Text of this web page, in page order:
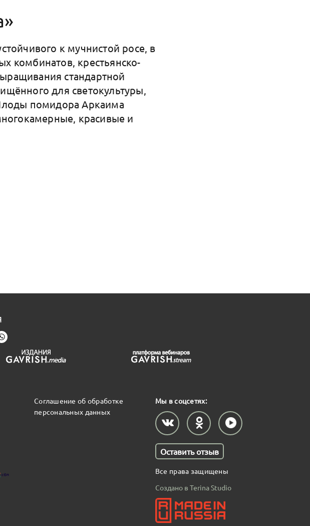
к мучнистой росе, в
комбинатов, крестьянско-
стандартной
для светокультуры,
помидора Аркаима
красивые и
Соглашение об обработке
персональных данных
Мы в соцсетях:
Оставить отзыв
Все права защищены
Создано в Terina Studio